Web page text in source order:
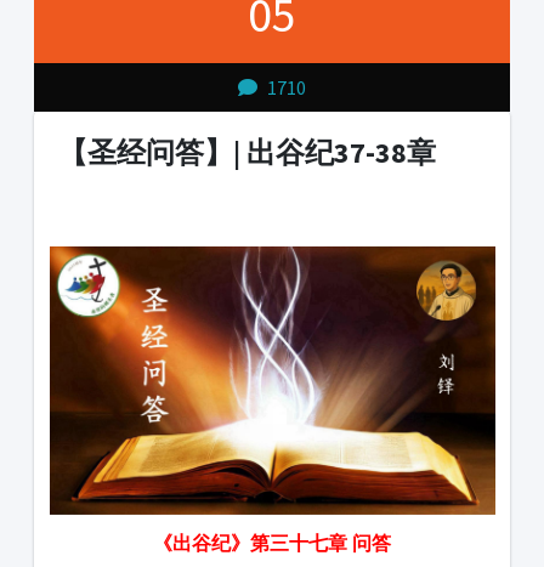
05
1710
【圣经问答】| 出谷纪37-38章
《出谷纪》第三十七章 问答